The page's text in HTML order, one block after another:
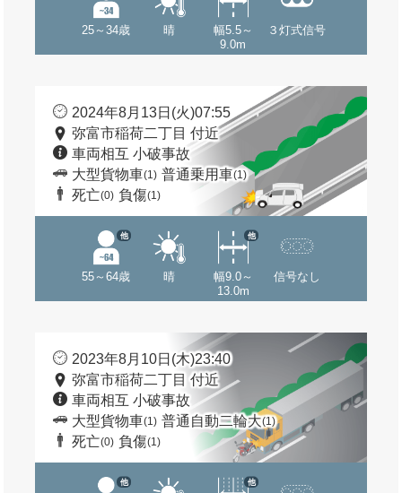
25～34歳 晴
幅5.5～
9.0m
３灯式信号
2024年8月13日(火)07:55
弥富市稲荷二丁目 付近
車両相互 小破事故
大型貨物車(1) 普通乗用車(1)
死亡(0) 負傷(1)
55～64歳
他
晴
幅9.0～
13.0m
他
信号なし
2023年8月10日(木)23:40
弥富市稲荷二丁目 付近
車両相互 小破事故
大型貨物車(1) 普通自動二輪大(1)
死亡(0) 負傷(1)
他 他